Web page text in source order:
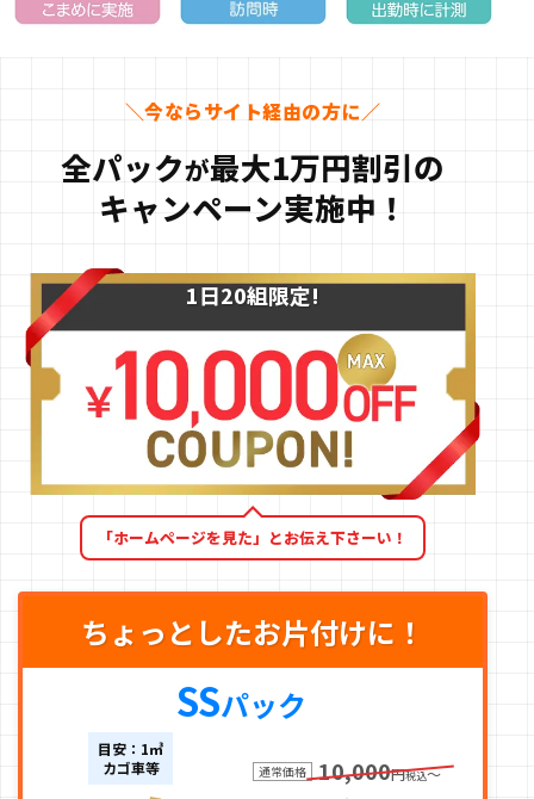
＼今ならサイト経由の方に／
全パックが最大1万円割引の
キャンペーン実施中！
1日20組限定!
「ホームページを見た」とお伝え下さーい！
ちょっとしたお片付けに！
SSパック
目安：1㎥
カゴ車等
通常価格 10,000円税込〜